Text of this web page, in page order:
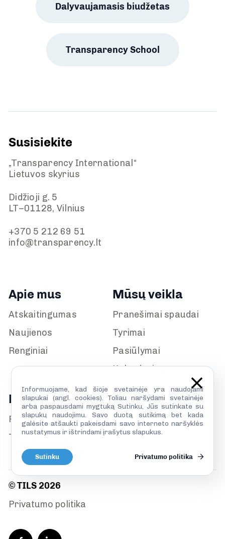
Dalyvaujamasis biudžetas
Transparency School
Susisiekite
„Transparency International“
Lietuvos skyrius
Didžioji g. 5
LT–01128, Vilnius
+370 5 212 69 51
info@transparency.lt
Apie mus
Atskaitingumas
Naujienos
Renginiai
Mūsų veikla
Pranešimai spaudai
Tyrimai
Pasiūlymai
Kalendorius
Paslaugos
Prisijunk
TILS biblioteka
© TILS 2026
Privatumo politika
Informuojame, kad šioje svetainėje yra naudojami
slapukai (angl. cookies). Toliau naršydami svetainėje
arba paspausdami mygtuką Sutinku, Jūs sutinkate su
slapukų naudojimu. Savo duotą sutikimą bet kada
galėsite atšaukti pakeisdami savo interneto naršyklės
nustatymus ir ištrindami įrašytus slapukus.
Sutinku Privatumo politika